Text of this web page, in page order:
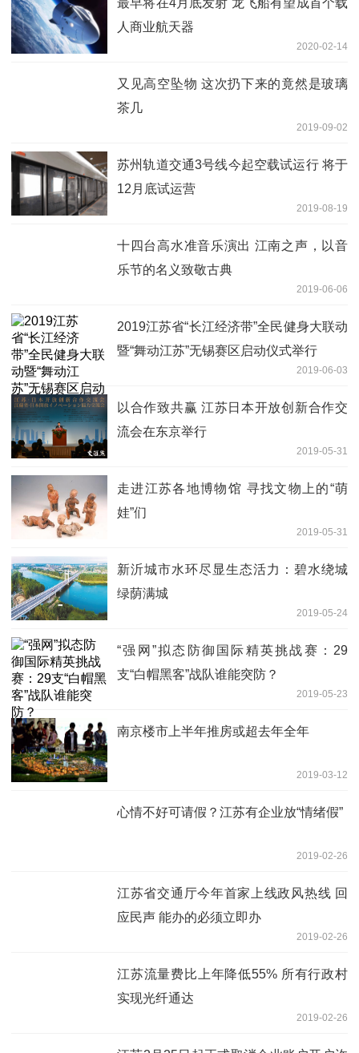
人商业航天器
2020-02-14
又见高空坠物 这次扔下来的竟然是玻璃
茶几
2019-09-02
苏州轨道交通3号线今起空载试运行 将于
12月底试运营
2019-08-19
十四台高水准音乐演出 江南之声，以音
乐节的名义致敬古典
2019-06-06
2019江苏省“长江经济带”全民健身大联动
暨“舞动江苏”无锡赛区启动仪式举行
2019-06-03
以合作致共赢 江苏日本开放创新合作交
流会在东京举行
2019-05-31
走进江苏各地博物馆 寻找文物上的“萌
娃”们
2019-05-31
新沂城市水环尽显生态活力：碧水绕城
绿荫满城
2019-05-24
“强网”拟态防御国际精英挑战赛：29
支“白帽黑客”战队谁能突防？
2019-05-23
南京楼市上半年推房或超去年全年
2019-03-12
心情不好可请假？江苏有企业放“情绪假”
2019-02-26
江苏省交通厅今年首家上线政风热线 回
应民声 能办的必须立即办
2019-02-26
江苏流量费比上年降低55% 所有行政村
实现光纤通达
2019-02-26